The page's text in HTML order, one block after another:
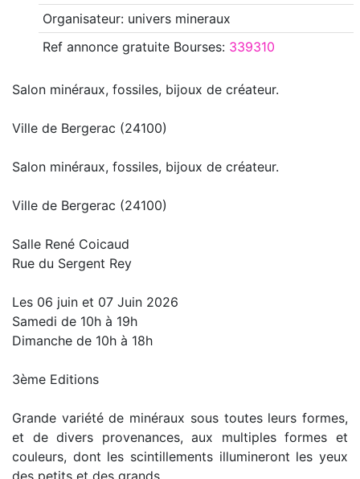
Organisateur: univers mineraux
Ref annoncegratuite Bourses: 339310
Salon minéraux, fossiles, bijoux de créateur.
Ville de Bergerac (24100)
Salon minéraux, fossiles, bijoux de créateur.
Ville de Bergerac (24100)
Salle René Coicaud
Rue du Sergent Rey
Les 06 juin et 07 Juin 2026
Samedi de 10h à 19h
Dimanche de 10h à 18h
3ème Editions
Grande variété de minéraux sous toutes leurs formes,
et de divers provenances, aux multiples formes et
couleurs, dont les scintillements illumineront les yeux
des petits et des grands.